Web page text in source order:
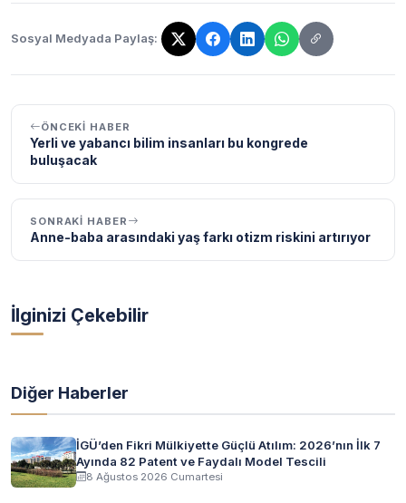
Sosyal Medyada Paylaş:
Bağlantı kopyalandı!
ÖNCEKI HABER
Yerli ve yabancı bilim insanları bu kongrede
buluşacak
SONRAKI HABER
Anne-baba arasındaki yaş farkı otizm riskini artırıyor
İlginizi Çekebilir
Diğer Haberler
İGÜ’den Fikri Mülkiyette Güçlü Atılım: 2026’nın İlk 7
Ayında 82 Patent ve Faydalı Model Tescili
8 Ağustos 2026 Cumartesi